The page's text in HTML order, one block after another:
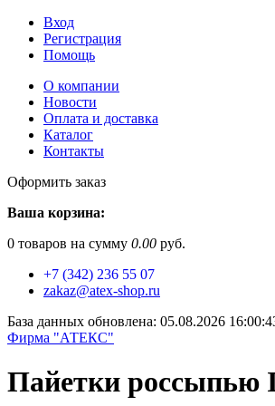
Вход
Регистрация
Помощь
О компании
Новости
Оплата и доставка
Каталог
Контакты
Оформить заказ
Ваша корзина:
0 товаров на сумму 0.00 руб.
+7 (342) 236 55 07
zakaz@atex-shop.ru
База данных обновлена: 05.08.2026
Фирма "АТЕКС"
Пайетки россыпью